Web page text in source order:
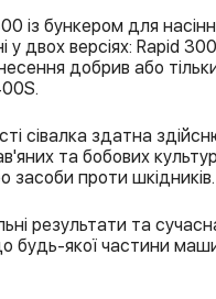
із бункером для
двох версіях: Rapid
добрив або
сівалка здатна
та бобових
засоби проти шкідників.
результати та
будь-якої частини